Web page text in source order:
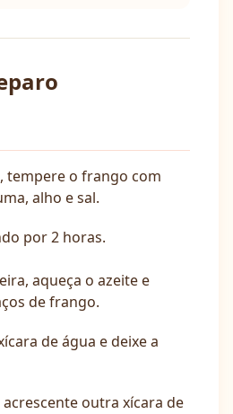
tempere o frango com
alho e sal.
por 2 horas.
aqueça o azeite e
de frango.
de água e deixe a
acrescente outra xícara de